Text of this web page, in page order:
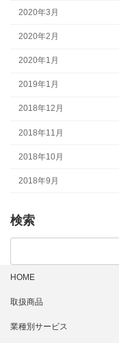
2020年3月
2020年2月
2020年1月
2019年1月
2018年12月
2018年11月
2018年10月
2018年9月
検索
検
HOME
取扱商品
業種別サービス